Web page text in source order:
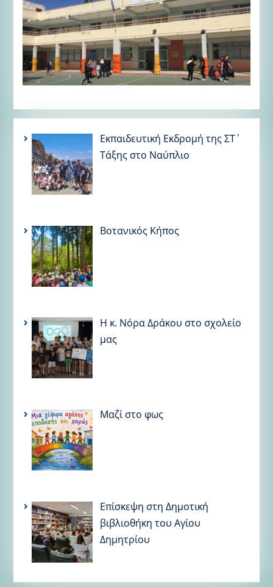
Εκπαιδευτική Εκδρομή της ΣΤ΄
Τάξης στο Ναύπλιο
Βοτανικός Κήπος
Η κ. Νόρα Δράκου στο σχολείο
μας
Μαζί στο φως
Επίσκεψη στη Δημοτική
βιβλιοθήκη του Αγίου
Δημητρίου